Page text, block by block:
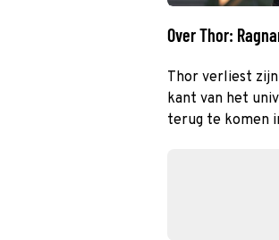
Over Thor:
Thor verliest zijn
kant van het
terug te komen